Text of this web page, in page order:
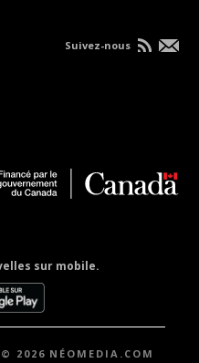
sur mobile.
Suivez-nous
2026 NÉOMEDIA.COM